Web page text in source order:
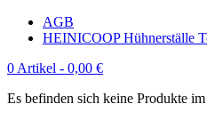
AGB
HEINICOOP Hühnerställe
0 Artikel - 0,00 €
Es befinden sich keine Produkte